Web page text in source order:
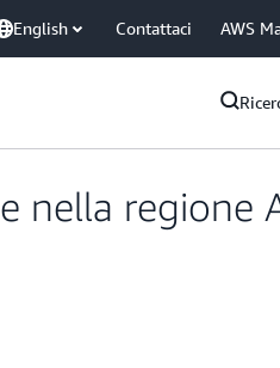
English Contattaci AWS
nella regione